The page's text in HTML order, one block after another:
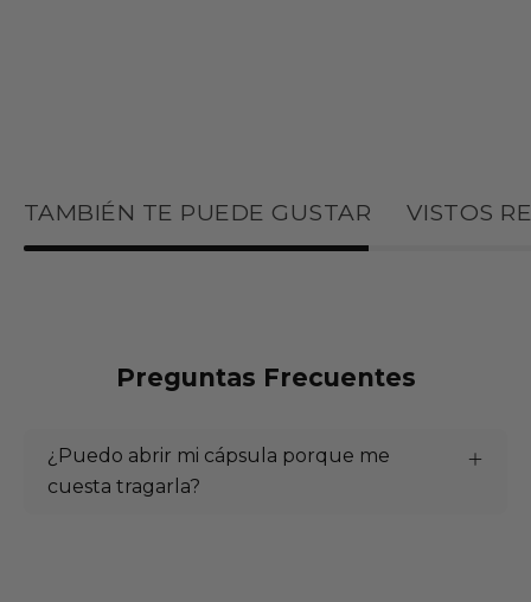
TAMBIÉN TE PUEDE GUSTAR VISTOS
Preguntas Frecuentes
¿Puedo abrir mi cápsula porque me
cuesta tragarla?